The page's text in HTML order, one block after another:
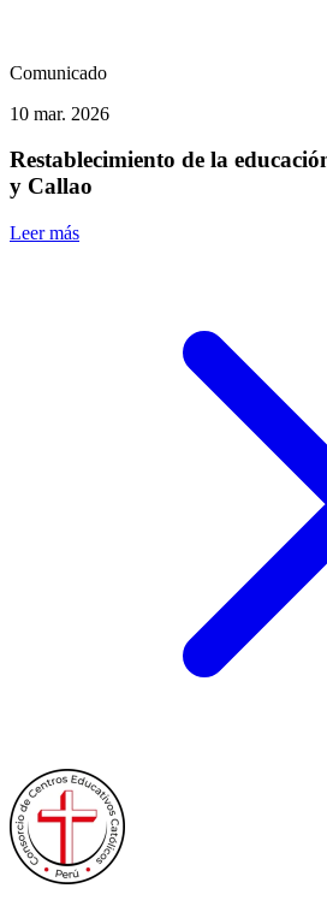
Comunicado
10 mar. 2026
Restablecimiento de la
y Callao
Leer más